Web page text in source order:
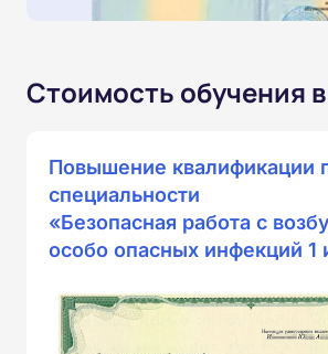
Стоимость обучения
Повышение квалификации
специальности
«Безопасная работа с
особо опасных инфекций 1